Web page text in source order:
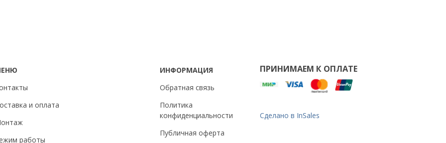
и оплата
работы
ИНФОРМАЦИЯ
Обратная связь
Политика
конфиденциальности
Публичная оферта
ПРИНИМАЕМ К ОПЛАТЕ
Сделано в InSales